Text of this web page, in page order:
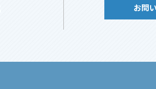
お問